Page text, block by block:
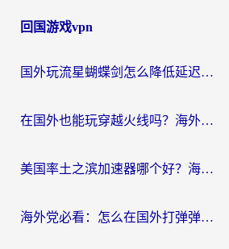
回国游戏vpn
国外玩流星蝴蝶剑怎么降低延迟？海外党必看的加速秘籍（含欧洲鸣潮&彩虹岛优化攻略）
在国外也能玩穿越火线吗？海外玩家国服游戏畅玩终极指南
美国率土之滨加速器哪个好？海外党国服游戏畅玩终极指南（附多游戏解决方案）
海外党必看：怎么在国外打弹弹堂不卡？番茄加速器亲测指南